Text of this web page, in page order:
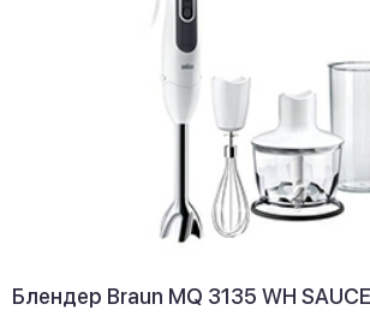
Блендер Braun MQ 3135 WH SAUCE